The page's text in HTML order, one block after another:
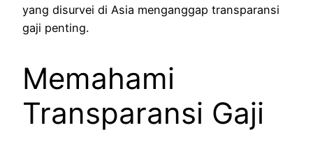
yang disurvei di Asia menganggap transparansi
gaji penting.
Memahami
Transparansi Gaji